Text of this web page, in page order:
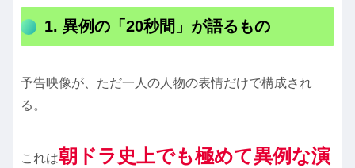
1. 異例の「20秒間」が語るもの
予告映像が、ただ一人の人物の表情だけで構成され
る。
これは朝ドラ史上でも極めて異例な演